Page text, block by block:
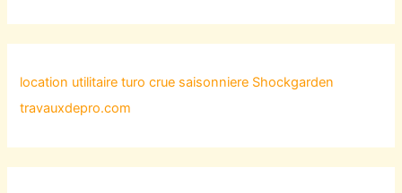
location utilitaire turo crue saisonniere Shockgarden
travauxdepro.com